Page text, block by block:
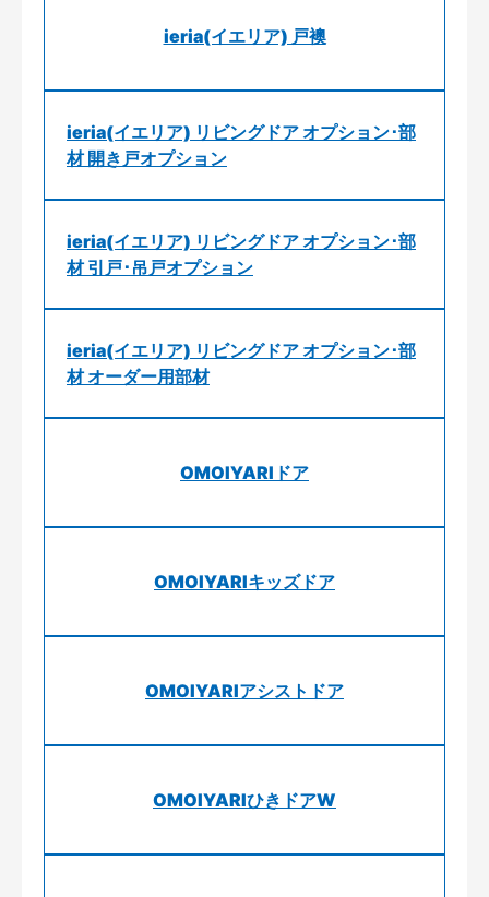
ieria(イエリア) 戸襖
ieria(イエリア) リビングドア オプション･部
材 開き戸オプション
ieria(イエリア) リビングドア オプション･部
材 引戸･吊戸オプション
ieria(イエリア) リビングドア オプション･部
材 オーダー用部材
OMOIYARIドア
OMOIYARIキッズドア
OMOIYARIアシストドア
OMOIYARIひきドアW